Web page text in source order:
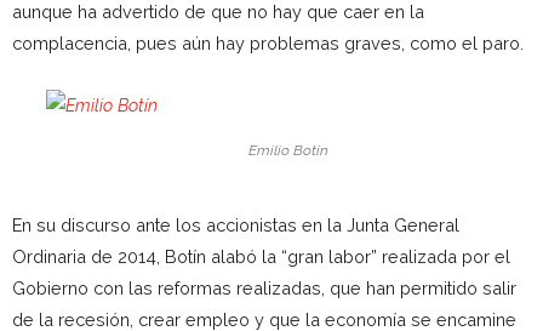
aunque ha advertido de que no hay que caer en la
complacencia, pues aún hay problemas graves, como el paro.
Emilio Botín
En su discurso ante los accionistas en la Junta General
Ordinaria de 2014, Botín alabó la “gran labor” realizada por el
Gobierno con las reformas realizadas, que han permitido salir
de la recesión, crear empleo y que la economía se encamine